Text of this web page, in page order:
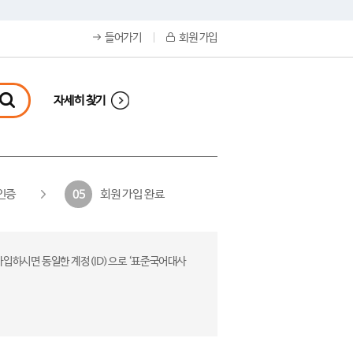
들어가기 회원 가입
자세히 찾기
증 05 회원 가입 완료
하시면 동일한 계정(ID)으로 ‘표준국어대사